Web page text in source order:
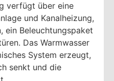
verfügt über eine
und Kanalheizung,
ein Beleuchtungspaket
Das Warmwasser
System erzeugt,
senkt und die